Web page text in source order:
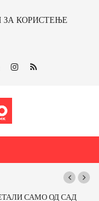
КОРИСТЕЊЕ
САМО ОД САД